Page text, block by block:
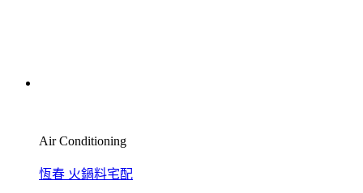
Air Conditioning
恆春 火鍋料宅配